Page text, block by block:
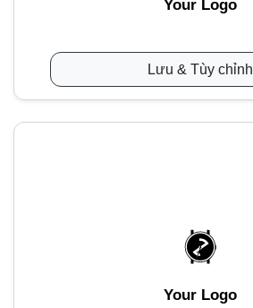
Your Logo
Lưu & Tùy chỉnh
Your Logo